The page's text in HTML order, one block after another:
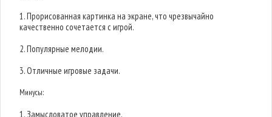
1. Прорисованная картинка на экране, что чрезвычайно
качественно сочетается с игрой.
2. Популярные мелодии.
3. Отличные игровые задачи.
Минусы:
1. Замысловатое управление.